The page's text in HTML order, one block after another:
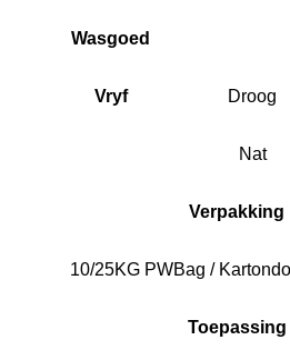
Wasgoed
Vryf Droog
Nat
Verpakking
10/25KG PWBag /
Toepassing